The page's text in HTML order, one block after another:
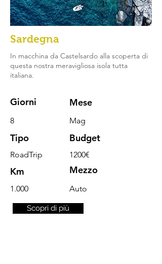
Sardegna
In macchina da Castelsardo alla scoperta di
questa nostra meravigliosa isola tutta
italiana.
Giorni Mese
8 Mag
Tipo Budget
RoadTrip 1200€
Km Mezzo
1.000 Auto
Scopri di più